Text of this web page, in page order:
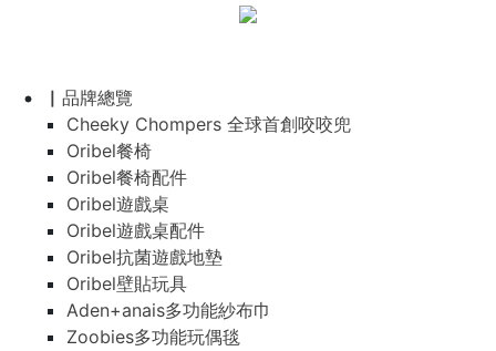
▏品牌總覽
Cheeky Chompers 全球首創咬咬兜
Oribel餐椅
Oribel餐椅配件
Oribel遊戲桌
Oribel遊戲桌配件
Oribel抗菌遊戲地墊
Oribel壁貼玩具
Aden+anais多功能紗布巾
Zoobies多功能玩偶毯